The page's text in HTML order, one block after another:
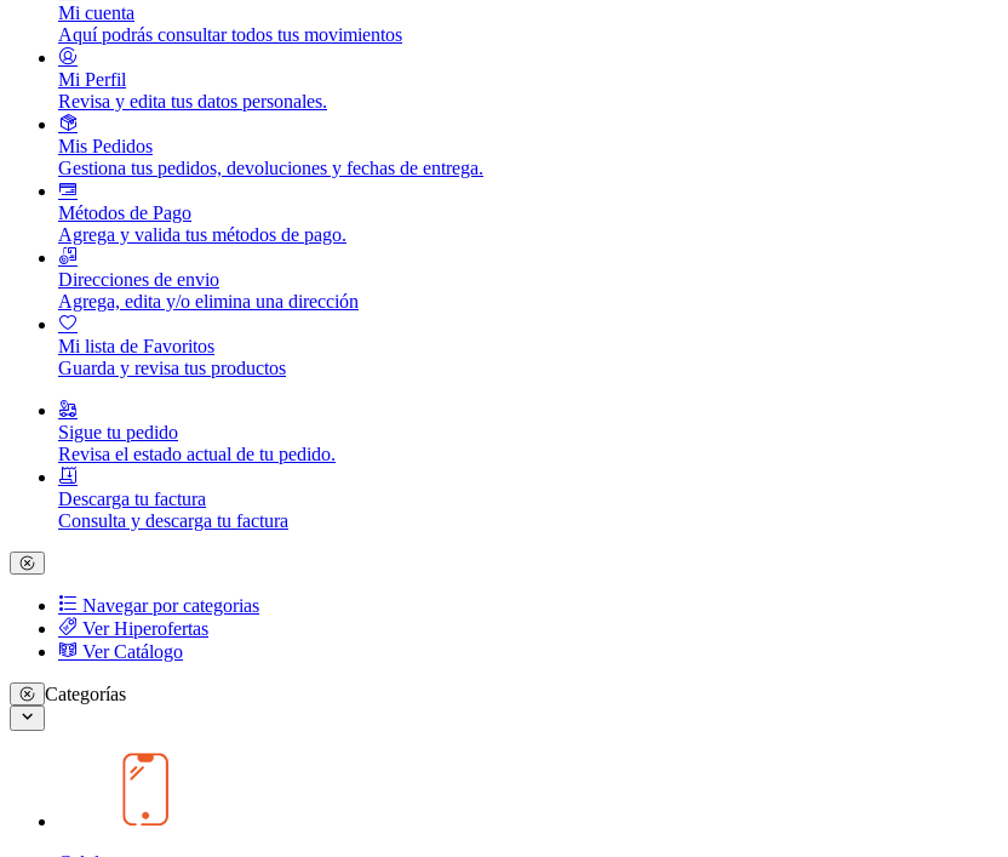
Mi cuenta
Aquí podrás consultar todos tus movimientos
Mi Perfil
Revisa y edita tus datos personales.
Mis Pedidos
Gestiona tus pedidos, devoluciones y fechas de entrega.
Métodos de Pago
Agrega y valida tus métodos de pago.
Direcciones de envio
Agrega, edita y/o elimina una dirección
Mi lista de Favoritos
Guarda y revisa tus productos
Sigue tu pedido
Revisa el estado actual de tu pedido.
Descarga tu factura
Consulta y descarga tu factura
Navegar por categorias
Ver Hiperofertas
Ver Catálogo
Categorías